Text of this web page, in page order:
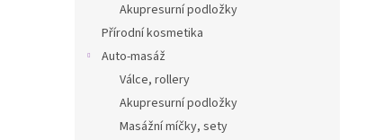
Akupresurní podložky
Přírodní kosmetika
Auto-masáž
Válce, rollery
Akupresurní podložky
Masážní míčky, sety